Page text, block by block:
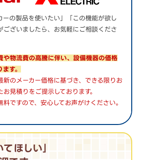
ーの製品を使いたい」「この機能が欲し
ございましたら、お気軽にご相談くださ
や物流費の高騰に伴い、設備機器の価格
す。
新のメーカー価格に基づき、できる限りお
見積りをご提示しております。
ですので、安心してお声がけください。
ほしい｣